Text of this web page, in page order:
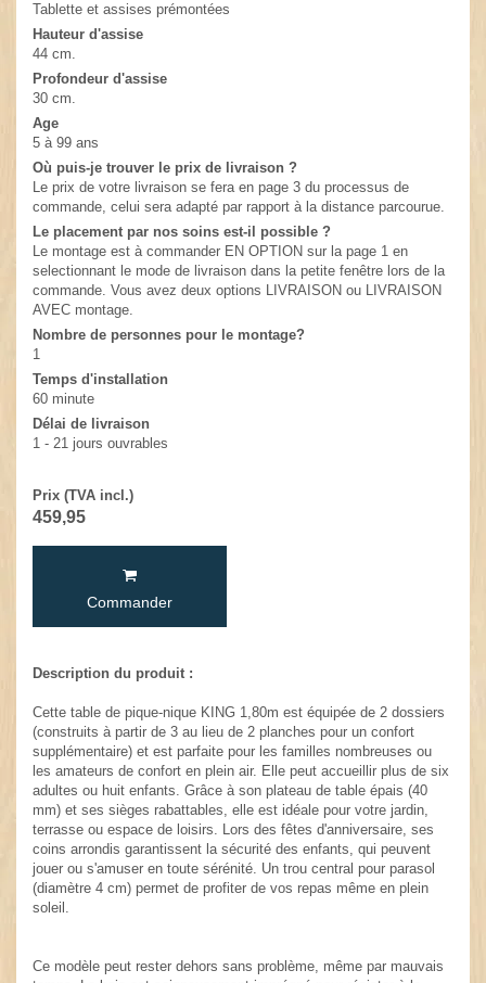
Tablette et assises prémontées
Hauteur d'assise
44 cm.
Profondeur d'assise
30 cm.
Age
5 à 99 ans
Où puis-je trouver le prix de livraison ?
Le prix de votre livraison se fera en page 3 du processus de
commande, celui sera adapté par rapport à la distance parcourue.
Le placement par nos soins est-il possible ?
Le montage est à commander EN OPTION sur la page 1 en
selectionnant le mode de livraison dans la petite fenêtre lors de la
commande. Vous avez deux options LIVRAISON ou LIVRAISON
AVEC montage.
Nombre de personnes pour le montage?
1
Temps d'installation
60 minute
Délai de livraison
1 - 21 jours ouvrables
Prix (TVA incl.)
459,95
Commander
Description du produit :
Cette table de pique-nique KING 1,80m est équipée de 2 dossiers
(construits à partir de 3 au lieu de 2 planches pour un confort
supplémentaire) et est parfaite pour les familles nombreuses ou
les amateurs de confort en plein air. Elle peut accueillir plus de six
adultes ou huit enfants. Grâce à son plateau de table épais (40
mm) et ses sièges rabattables, elle est idéale pour votre jardin,
terrasse ou espace de loisirs. Lors des fêtes d'anniversaire, ses
coins arrondis garantissent la sécurité des enfants, qui peuvent
jouer ou s'amuser en toute sérénité. Un trou central pour parasol
(diamètre 4 cm) permet de profiter de vos repas même en plein
soleil.
Ce modèle peut rester dehors sans problème, même par mauvais